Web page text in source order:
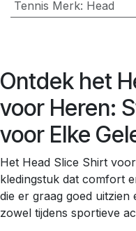
Tennis Merk: Head
Ontdek het
voor Heren:
voor Elke
Het Head Slice Shirt
kledingstuk dat comfort
die er graag goed
zowel tijdens sportieve